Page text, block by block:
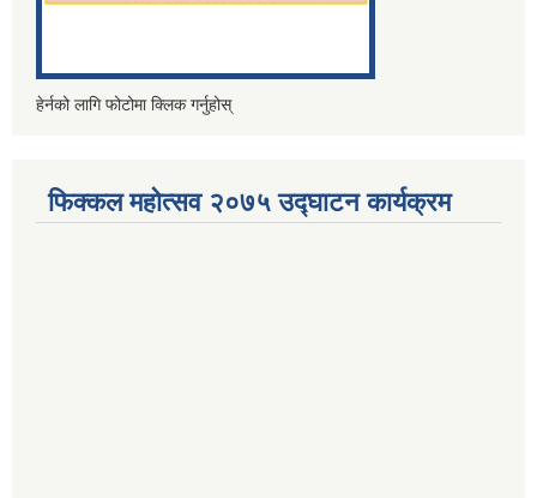
हेर्नको लागि फोटोमा क्लिक गर्नुहोस्
फिक्कल महोत्सव २०७५ उद्घाटन कार्यक्रम